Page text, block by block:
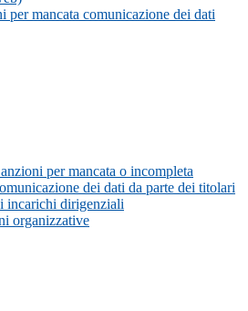
per mancata comunicazione dei dati
per mancata o incompleta
dei dati da parte dei titolari
incarichi dirigenziali
organizzative